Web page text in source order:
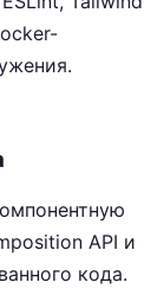
API и
кода.